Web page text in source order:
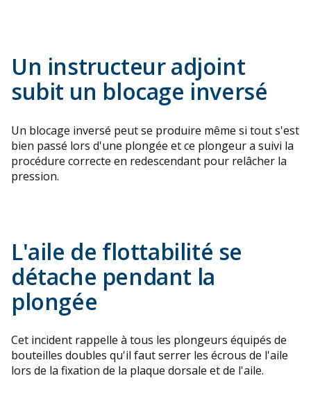
Un instructeur adjoint
subit un blocage inversé
Un blocage inversé peut se produire même si tout s'est
bien passé lors d'une plongée et ce plongeur a suivi la
procédure correcte en redescendant pour relâcher la
pression.
L'aile de flottabilité se
détache pendant la
plongée
Cet incident rappelle à tous les plongeurs équipés de
bouteilles doubles qu'il faut serrer les écrous de l'aile
lors de la fixation de la plaque dorsale et de l'aile.